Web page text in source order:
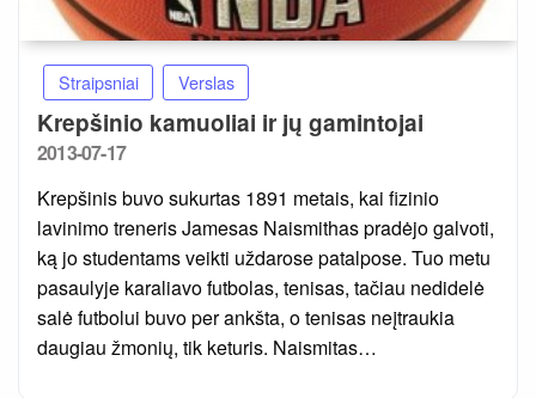
Straipsniai Verslas
Krepšinio kamuoliai ir jų gamintojai
Posted
2013-07-17
Krepšinis buvo sukurtas 1891 metais, kai fizinio
lavinimo treneris Jamesas Naismithas pradėjo galvoti,
ką jo studentams veikti uždarose patalpose. Tuo metu
pasaulyje karaliavo futbolas, tenisas, tačiau nedidelė
salė futbolui buvo per ankšta, o tenisas neįtraukia
daugiau žmonių, tik keturis. Naismitas…